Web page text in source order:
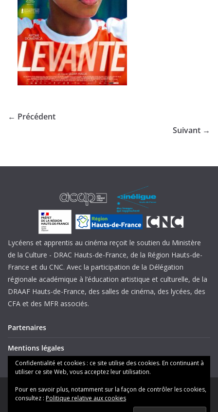
← Précédent
Suivant →
Lycéens et apprentis au cinéma reçoit le soutien du Ministère
de la Culture - DRAC Hauts-de-France, de la Région Hauts-de-
France et du CNC. Avec la participation de la Délégation
régionale académique à l’éducation artistique et culturelle, de la
DRAAF Hauts-de-France, des salles de cinéma, des lycées, des
CFA et des MFR associés.
Partenaires
Mentions légales
Copyright © 2026 Lycéens et apprentis au cinéma Hauts-de-
. Tous droits réservés.
Confidentialité et cookies : ce site utilise des cookies. En continuant à
utiliser ce site Web, vous acceptez leur utilisation.
Pour en savoir plus, notamment sur la façon de contrôler les cookies,
consultez : Politique relative aux cookies